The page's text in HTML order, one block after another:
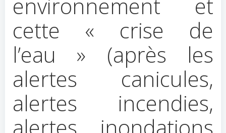
environnement et
cette « crise de
l’eau » (après les
alertes canicules,
alertes incendies,
alertes inondations